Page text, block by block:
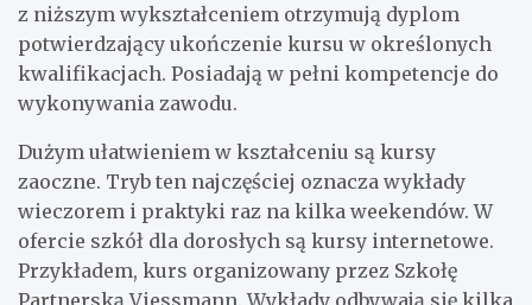
z niższym wykształceniem otrzymują dyplom
potwierdzający ukończenie kursu w określonych
kwalifikacjach. Posiadają w pełni kompetencje do
wykonywania zawodu.
Dużym ułatwieniem w kształceniu są kursy
zaoczne. Tryb ten najczęściej oznacza wykłady
wieczorem i praktyki raz na kilka weekendów. W
ofercie szkół dla dorosłych są kursy internetowe.
Przykładem, kurs organizowany przez Szkołę
Partnerską Viessmann. Wykłady odbywają się kilka